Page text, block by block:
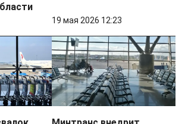
19 мая 2026 12:23